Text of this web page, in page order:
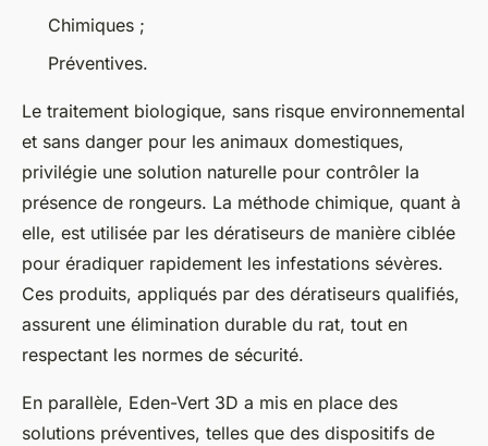
Chimiques ;
Préventives.
Le traitement biologique, sans risque environnemental
et sans danger pour les animaux domestiques,
privilégie une solution naturelle pour contrôler la
présence de rongeurs. La méthode chimique, quant à
elle, est utilisée par les dératiseurs de manière ciblée
pour éradiquer rapidement les infestations sévères.
Ces produits, appliqués par des dératiseurs qualifiés,
assurent une élimination durable du rat, tout en
respectant les normes de sécurité.
En parallèle, Eden-Vert 3D a mis en place des
solutions préventives, telles que des dispositifs de